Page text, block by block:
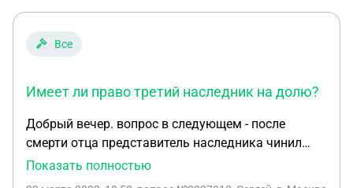
Все
Имеет ли право третий наследник на долю?
Добрый вечер. вопрос в следующем - после
смерти отца представитель наследника чинил
мне препятствия в получении ключей от дома
Показать полностью